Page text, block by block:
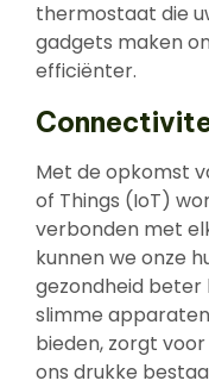
thermostaat die
gadgets maken
efficiënter.
Met de opkomst
of Things (IoT)
verbonden met
kunnen we onze
gezondheid
slimme
bieden, zorgt
ons drukke